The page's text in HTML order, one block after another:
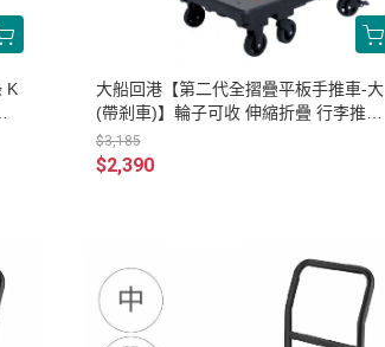
K
大船回港【第二代全摺疊平板手推車-大
(帶剎車)】輪子可收 伸縮折疊 行李推車
購物車 買菜車
$3,185
$2,390